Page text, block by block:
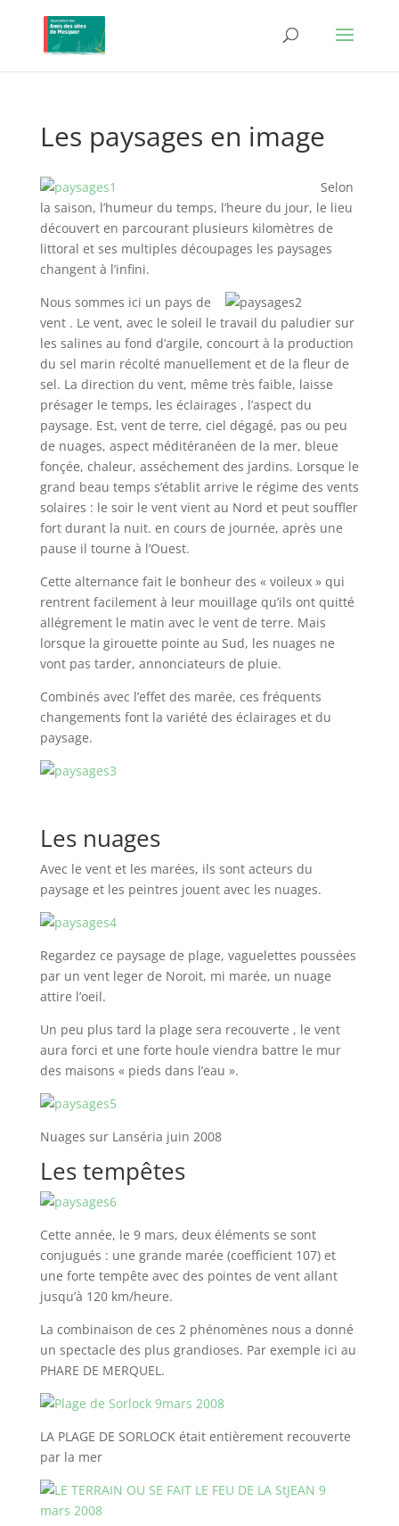
Les paysages en image
Selon
la saison, l’humeur du temps, l’heure du jour, le lieu
découvert en parcourant plusieurs kilomètres de
littoral et ses multiples découpages les paysages
changent à l’infini.
Nous sommes ici un pays de
vent . Le vent, avec le soleil le travail du paludier sur
les salines au fond d’argile, concourt à la production
du sel marin récolté manuellement et de la fleur de
sel. La direction du vent, même très faible, laisse
présager le temps, les éclairages , l’aspect du
paysage. Est, vent de terre, ciel dégagé, pas ou peu
de nuages, aspect méditéranéen de la mer, bleue
fonçée, chaleur, asséchement des jardins. Lorsque le
grand beau temps s’établit arrive le régime des vents
solaires : le soir le vent vient au Nord et peut souffler
fort durant la nuit. en cours de journée, après une
pause il tourne à l’Ouest.
Cette alternance fait le bonheur des « voileux » qui
rentrent facilement à leur mouillage qu’ils ont quitté
allégrement le matin avec le vent de terre. Mais
lorsque la girouette pointe au Sud, les nuages ne
vont pas tarder, annonciateurs de pluie.
Combinés avec l’effet des marée, ces fréquents
changements font la variété des éclairages et du
paysage.
Les nuages
Avec le vent et les marées, ils sont acteurs du
paysage et les peintres jouent avec les nuages.
Regardez ce paysage de plage, vaguelettes poussées
par un vent leger de Noroit, mi marée, un nuage
attire l’oeil.
Un peu plus tard la plage sera recouverte , le vent
aura forci et une forte houle viendra battre le mur
des maisons « pieds dans l’eau ».
Nuages sur Lanséria juin 2008
Les tempêtes
Cette année, le 9 mars, deux éléments se sont
conjugués : une grande marée (coefficient 107) et
une forte tempête avec des pointes de vent allant
jusqu’à 120 km/heure.
La combinaison de ces 2 phénomènes nous a donné
un spectacle des plus grandioses. Par exemple ici au
PHARE DE MERQUEL.
LA PLAGE DE SORLOCK était entièrement recouverte
par la mer